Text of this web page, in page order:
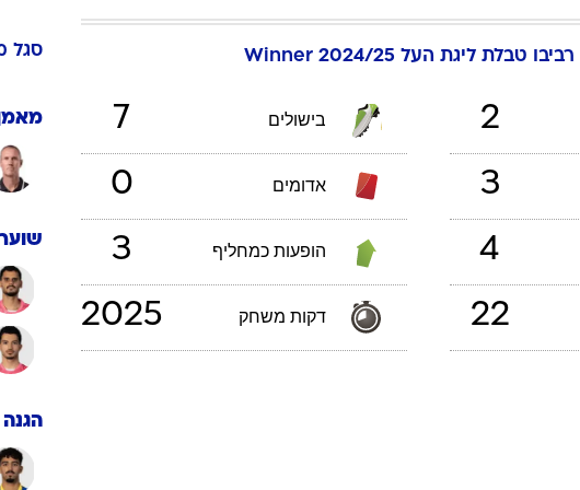
לוח שידורים
רביבו טבלת ליגת העל Winner 2024/25
2 בישולים 7
3 אדומים 0
4 הופעות כמחליף 3
22 דקות משחק 2025
סגל
מאמן
הגנה